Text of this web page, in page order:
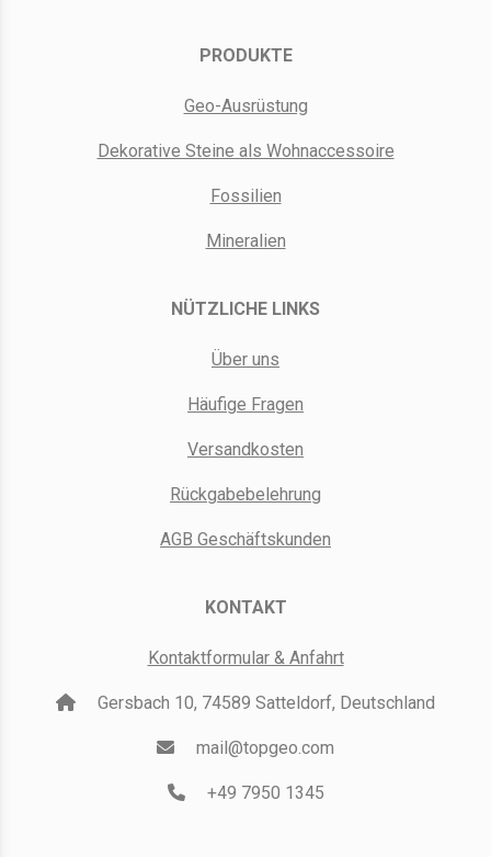
PRODUKTE
Geo-Ausrüstung
Dekorative Steine als Wohnaccessoire
Fossilien
Mineralien
NÜTZLICHE LINKS
Über uns
Häufige Fragen
Versandkosten
Rückgabebelehrung
AGB Geschäftskunden
KONTAKT
Kontaktformular & Anfahrt
Gersbach 10, 74589 Satteldorf, Deutschland
mail@topgeo.com
+49 7950 1345